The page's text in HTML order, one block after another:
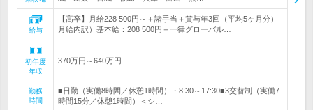
給与
【高卒】月給228 500円～＋諸手当＋賞与年3回（平均5ヶ月分）
月給内訳）基本給：208 500円＋一律グローバル…
初年度
年収
370万円～640万円
勤務
時間
■日勤（実働8時間／休憩1時間）・8:30～17:30■3交替制（実働7
時間15分／休憩1時間）＜シ…